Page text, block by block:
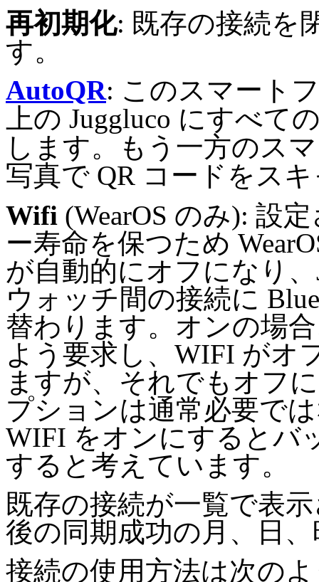
再初期化: 既存の接続を
す。
AutoQR: このスマート
上の Juggluco にすべて
します。もう一方のス
写真で QR コードをス
Wifi (WearOS のみ): 設
ー寿命を保つため
が自動的にオフになり
ウォッチ間の接続に
替わります。オンの場
よう要求し、WIFI がオ
ますが、それでもオフ
プションは通常必要で
WIFI をオンにするとバ
すると考えています。
既存の接続が一覧で表
後の同期成功の月、日
接続の使用方法は次の